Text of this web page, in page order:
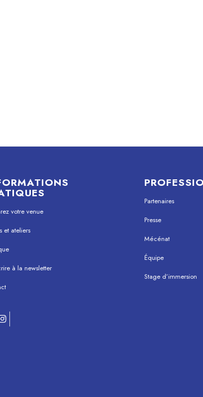
votre venue
et ateliers
à la newsletter
Partenaires
Presse
Mécénat
Équipe
Stage d’immersion